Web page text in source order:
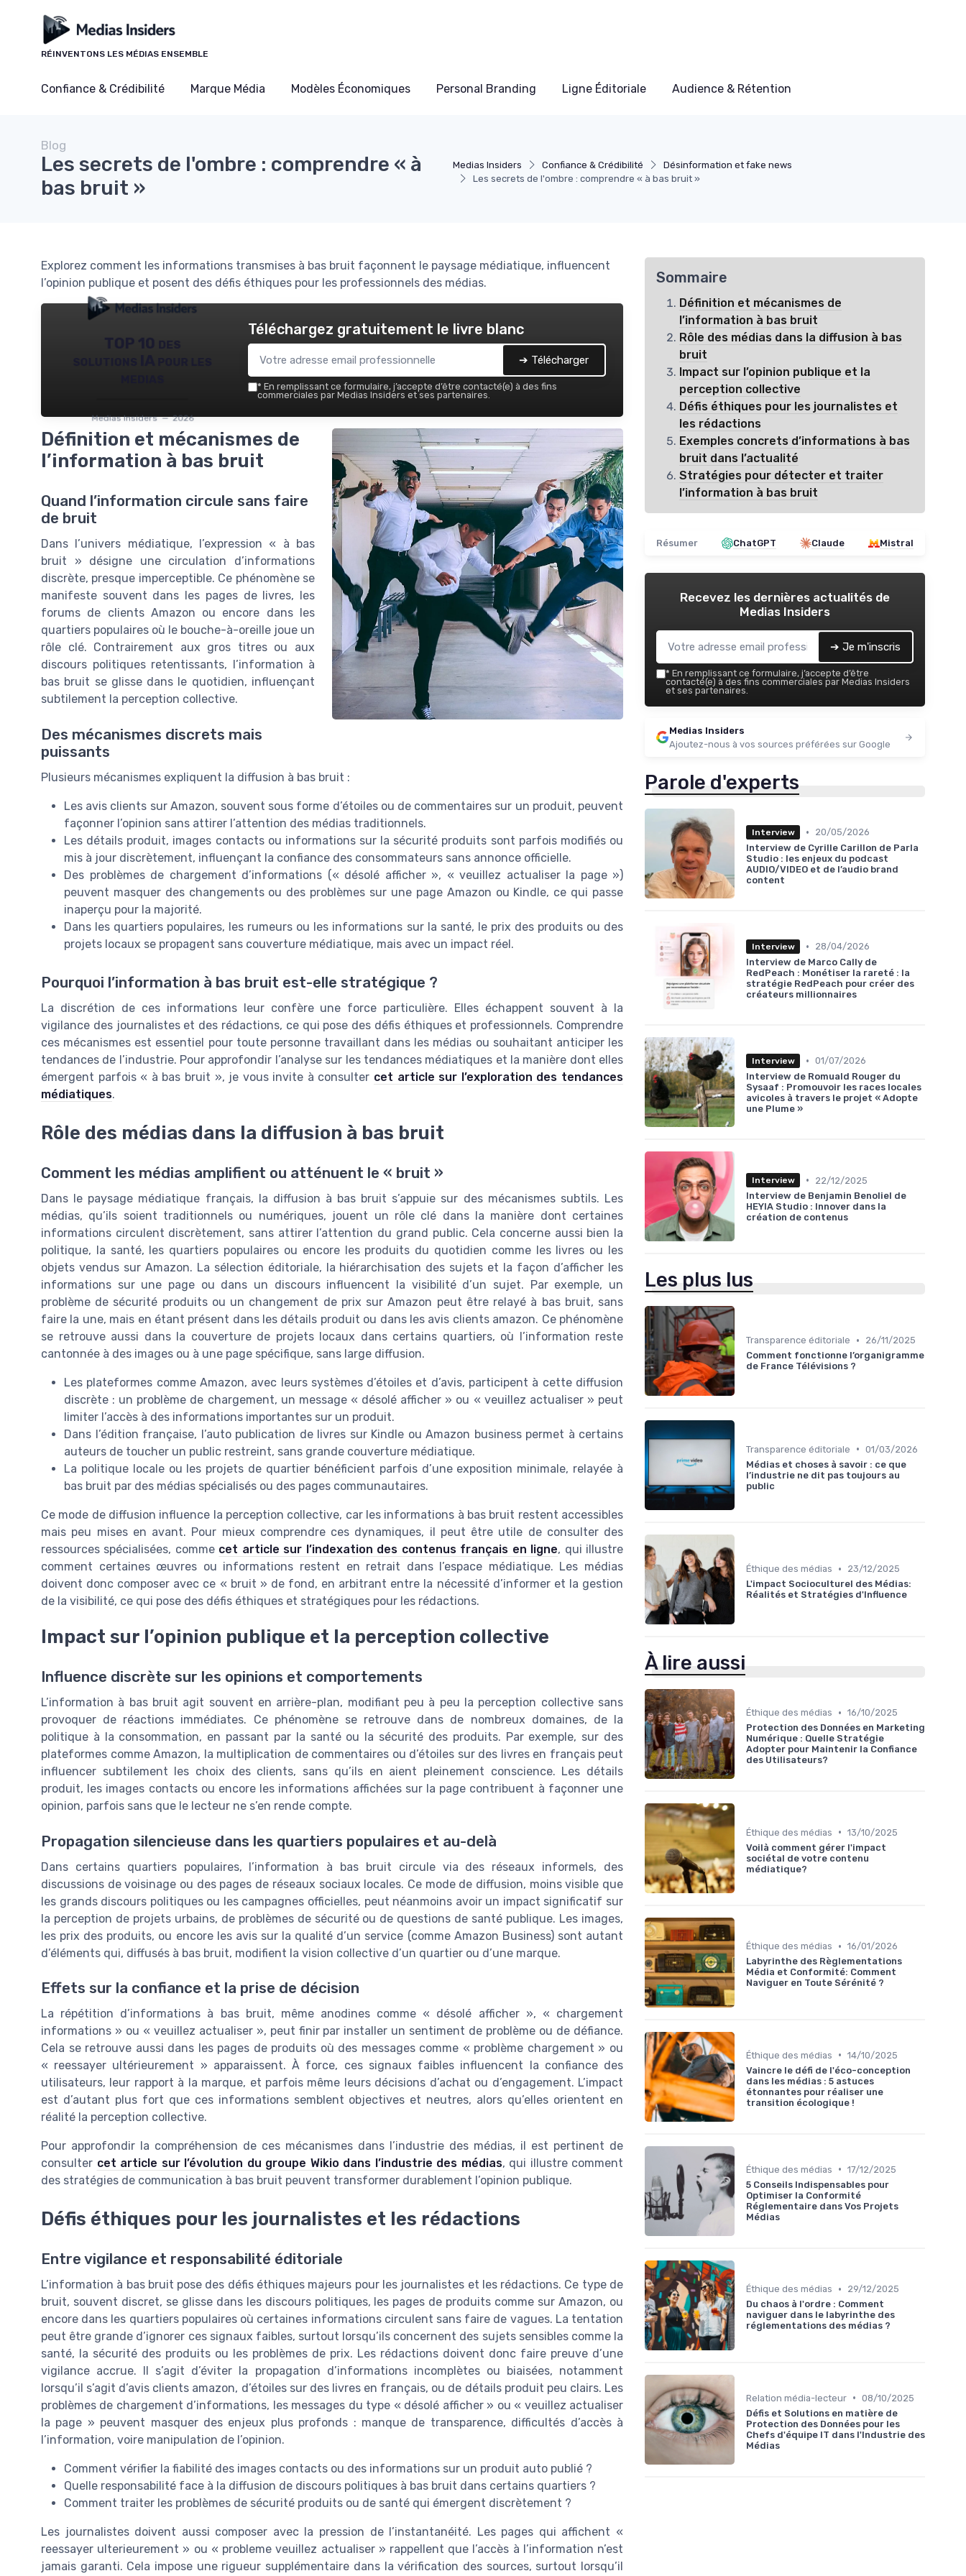
RÉINVENTONS LES MÉDIAS ENSEMBLE
Confiance & Crédibilité Marque Média Modèles Économiques Personal Branding Ligne Éditoriale Audience & Rétention
Medias Insiders Confiance & Crédibilité
Désinformation et fake news
Les secrets de l'ombre : comprendre « à bas bruit »
Blog
Les secrets de l'ombre : comprendre « à
bas bruit »
Explorez comment les informations transmises à bas bruit façonnent le paysage médiatique, influencent
l’opinion publique et posent des défis éthiques pour les professionnels des médias.
TOP 10 des
Medias Insiders — 2026
Téléchargez gratuitement le livre blanc
➔ Télécharger
* En remplissant ce formulaire, j’accepte d’être contacté(e) à des fins
commerciales par Medias Insiders et ses partenaires.
Définition et mécanismes de
l’information à bas bruit
Quand l’information circule sans faire
de bruit
Dans l’univers médiatique, l’expression « à bas
bruit » désigne une circulation d’informations
discrète, presque imperceptible. Ce phénomène se
manifeste souvent dans les pages de livres, les
forums de clients Amazon ou encore dans les
quartiers populaires où le bouche-à-oreille joue un
rôle clé. Contrairement aux gros titres ou aux
discours politiques retentissants, l’information à
bas bruit se glisse dans le quotidien, influençant
subtilement la perception collective.
Des mécanismes discrets mais
puissants
Plusieurs mécanismes expliquent la diffusion à bas bruit :
Les avis clients sur Amazon, souvent sous forme d’étoiles ou de commentaires sur un produit, peuvent
façonner l’opinion sans attirer l’attention des médias traditionnels.
Les détails produit, images contacts ou informations sur la sécurité produits sont parfois modifiés ou
mis à jour discrètement, influençant la confiance des consommateurs sans annonce officielle.
Des problèmes de chargement d’informations (« désolé afficher », « veuillez actualiser la page »)
peuvent masquer des changements ou des problèmes sur une page Amazon ou Kindle, ce qui passe
inaperçu pour la majorité.
Dans les quartiers populaires, les rumeurs ou les informations sur la santé, le prix des produits ou des
projets locaux se propagent sans couverture médiatique, mais avec un impact réel.
Pourquoi l’information à bas bruit est-elle stratégique ?
La discrétion de ces informations leur confère une force particulière. Elles échappent souvent à la
vigilance des journalistes et des rédactions, ce qui pose des défis éthiques et professionnels. Comprendre
ces mécanismes est essentiel pour toute personne travaillant dans les médias ou souhaitant anticiper les
tendances de l’industrie. Pour approfondir l’analyse sur les tendances médiatiques et la manière dont elles
émergent parfois « à bas bruit », je vous invite à consulter cet article sur l’exploration des tendances
médiatiques.
Rôle des médias dans la diffusion à bas bruit
Comment les médias amplifient ou atténuent le « bruit »
Dans le paysage médiatique français, la diffusion à bas bruit s’appuie sur des mécanismes subtils. Les
médias, qu’ils soient traditionnels ou numériques, jouent un rôle clé dans la manière dont certaines
informations circulent discrètement, sans attirer l’attention du grand public. Cela concerne aussi bien la
politique, la santé, les quartiers populaires ou encore les produits du quotidien comme les livres ou les
objets vendus sur Amazon. La sélection éditoriale, la hiérarchisation des sujets et la façon d’afficher les
informations sur une page ou dans un discours influencent la visibilité d’un sujet. Par exemple, un
problème de sécurité produits ou un changement de prix sur Amazon peut être relayé à bas bruit, sans
faire la une, mais en étant présent dans les détails produit ou dans les avis clients amazon. Ce phénomène
se retrouve aussi dans la couverture de projets locaux dans certains quartiers, où l’information reste
cantonnée à des images ou à une page spécifique, sans large diffusion.
Les plateformes comme Amazon, avec leurs systèmes d’étoiles et d’avis, participent à cette diffusion
discrète : un problème de chargement, un message « désolé afficher » ou « veuillez actualiser » peut
limiter l’accès à des informations importantes sur un produit.
Dans l’édition française, l’auto publication de livres sur Kindle ou Amazon business permet à certains
auteurs de toucher un public restreint, sans grande couverture médiatique.
La politique locale ou les projets de quartier bénéficient parfois d’une exposition minimale, relayée à
bas bruit par des médias spécialisés ou des pages communautaires.
Ce mode de diffusion influence la perception collective, car les informations à bas bruit restent accessibles
mais peu mises en avant. Pour mieux comprendre ces dynamiques, il peut être utile de consulter des
ressources spécialisées, comme cet article sur l’indexation des contenus français en ligne, qui illustre
comment certaines œuvres ou informations restent en retrait dans l’espace médiatique. Les médias
doivent donc composer avec ce « bruit » de fond, en arbitrant entre la nécessité d’informer et la gestion
de la visibilité, ce qui pose des défis éthiques et stratégiques pour les rédactions.
Impact sur l’opinion publique et la perception collective
Influence discrète sur les opinions et comportements
L’information à bas bruit agit souvent en arrière-plan, modifiant peu à peu la perception collective sans
provoquer de réactions immédiates. Ce phénomène se retrouve dans de nombreux domaines, de la
politique à la consommation, en passant par la santé ou la sécurité des produits. Par exemple, sur des
plateformes comme Amazon, la multiplication de commentaires ou d’étoiles sur des livres en français peut
influencer subtilement les choix des clients, sans qu’ils en aient pleinement conscience. Les détails
produit, les images contacts ou encore les informations affichées sur la page contribuent à façonner une
opinion, parfois sans que le lecteur ne s’en rende compte.
Propagation silencieuse dans les quartiers populaires et au-delà
Dans certains quartiers populaires, l’information à bas bruit circule via des réseaux informels, des
discussions de voisinage ou des pages de réseaux sociaux locales. Ce mode de diffusion, moins visible que
les grands discours politiques ou les campagnes officielles, peut néanmoins avoir un impact significatif sur
la perception de projets urbains, de problèmes de sécurité ou de questions de santé publique. Les images,
les prix des produits, ou encore les avis sur la qualité d’un service (comme Amazon Business) sont autant
d’éléments qui, diffusés à bas bruit, modifient la vision collective d’un quartier ou d’une marque.
Effets sur la confiance et la prise de décision
La répétition d’informations à bas bruit, même anodines comme « désolé afficher », « chargement
informations » ou « veuillez actualiser », peut finir par installer un sentiment de problème ou de défiance.
Cela se retrouve aussi dans les pages de produits où des messages comme « problème chargement » ou
« reessayer ultérieurement » apparaissent. À force, ces signaux faibles influencent la confiance des
utilisateurs, leur rapport à la marque, et parfois même leurs décisions d’achat ou d’engagement. L’impact
est d’autant plus fort que ces informations semblent objectives et neutres, alors qu’elles orientent en
réalité la perception collective.
Pour approfondir la compréhension de ces mécanismes dans l’industrie des médias, il est pertinent de
consulter cet article sur l’évolution du groupe Wikio dans l’industrie des médias, qui illustre comment
des stratégies de communication à bas bruit peuvent transformer durablement l’opinion publique.
Défis éthiques pour les journalistes et les rédactions
Entre vigilance et responsabilité éditoriale
L’information à bas bruit pose des défis éthiques majeurs pour les journalistes et les rédactions. Ce type de
bruit, souvent discret, se glisse dans les discours politiques, les pages de produits comme sur Amazon, ou
encore dans les quartiers populaires où certaines informations circulent sans faire de vagues. La tentation
peut être grande d’ignorer ces signaux faibles, surtout lorsqu’ils concernent des sujets sensibles comme la
santé, la sécurité des produits ou les problèmes de prix. Les rédactions doivent donc faire preuve d’une
vigilance accrue. Il s’agit d’éviter la propagation d’informations incomplètes ou biaisées, notamment
lorsqu’il s’agit d’avis clients amazon, d’étoiles sur des livres en français, ou de détails produit peu clairs. Les
problèmes de chargement d’informations, les messages du type « désolé afficher » ou « veuillez actualiser
la page » peuvent masquer des enjeux plus profonds : manque de transparence, difficultés d’accès à
l’information, voire manipulation de l’opinion.
Comment vérifier la fiabilité des images contacts ou des informations sur un produit auto publié ?
Quelle responsabilité face à la diffusion de discours politiques à bas bruit dans certains quartiers ?
Comment traiter les problèmes de sécurité produits ou de santé qui émergent discrètement ?
Les journalistes doivent aussi composer avec la pression de l’instantanéité. Les pages qui affichent «
reessayer ulterieurement » ou « probleme veuillez actualiser » rappellent que l’accès à l’information n’est
jamais garanti. Cela impose une rigueur supplémentaire dans la vérification des sources, surtout lorsqu’il
Sommaire
Définition et mécanismes de
l’information à bas bruit
Rôle des médias dans la diffusion à bas
bruit
Impact sur l’opinion publique et la
perception collective
Défis éthiques pour les journalistes et
les rédactions
Exemples concrets d’informations à bas
bruit dans l’actualité
Stratégies pour détecter et traiter
l’information à bas bruit
Résumer ChatGPT Claude Mistral
Recevez les dernières actualités de
Medias Insiders
➔ Je m'inscris
* En remplissant ce formulaire, j’accepte d’être
contacté(e) à des fins commerciales par Medias Insiders
et ses partenaires.
Medias Insiders
Ajoutez-nous à vos sources préférées sur Google
Parole d'experts
Interview •
20/05/2026
Interview de Cyrille Carillon de Parla
Studio : les enjeux du podcast
AUDIO/VIDEO et de l’audio brand
content
Interview •
28/04/2026
Interview de Marco Cally de
RedPeach : Monétiser la rareté : la
stratégie RedPeach pour créer des
créateurs millionnaires
Interview • 01/07/2026
Interview de Romuald Rouger du
Sysaaf : Promouvoir les races locales
avicoles à travers le projet « Adopte
une Plume »
Interview •
22/12/2025
Interview de Benjamin Benoliel de
HEYIA Studio : Innover dans la
création de contenus
Les plus lus
Transparence éditoriale •
26/11/2025
Comment fonctionne l’organigramme
de France Télévisions ?
Transparence éditoriale • 01/03/2026
Médias et choses à savoir : ce que
l’industrie ne dit pas toujours au
public
Éthique des médias •
23/12/2025
L'impact Socioculturel des Médias:
Réalités et Stratégies d'Influence
À lire aussi
Éthique des médias • 16/10/2025
Protection des Données en Marketing
Numérique : Quelle Stratégie
Adopter pour Maintenir la Confiance
des Utilisateurs?
Éthique des médias • 13/10/2025
Voilà comment gérer l'impact
sociétal de votre contenu
médiatique?
Éthique des médias • 16/01/2026
Labyrinthe des Règlementations
Média et Conformité: Comment
Naviguer en Toute Sérénité ?
Éthique des médias • 14/10/2025
Vaincre le défi de l'éco-conception
dans les médias : 5 astuces
étonnantes pour réaliser une
transition écologique !
Éthique des médias • 17/12/2025
5 Conseils Indispensables pour
Optimiser la Conformité
Réglementaire dans Vos Projets
Médias
Éthique des médias •
29/12/2025
Du chaos à l'ordre : Comment
naviguer dans le labyrinthe des
réglementations des médias ?
Relation média-lecteur • 08/10/2025
Défis et Solutions en matière de
Protection des Données pour les
Chefs d'équipe IT dans l'Industrie des
Médias